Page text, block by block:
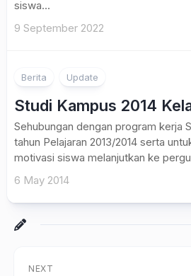
siswa...
9 September 2022
Berita Update
Studi Kampus 2014
Sehubungan dengan program kerja
tahun Pelajaran 2013/2014 serta
motivasi siswa melanjutkan ke
6 May 2014
NEXT